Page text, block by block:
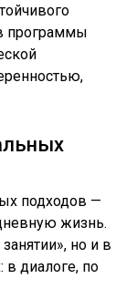
программы
подходов —
жизнь.
но и в
в диалоге, по